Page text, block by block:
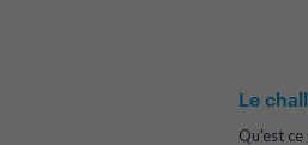
Le
Qu'est ce